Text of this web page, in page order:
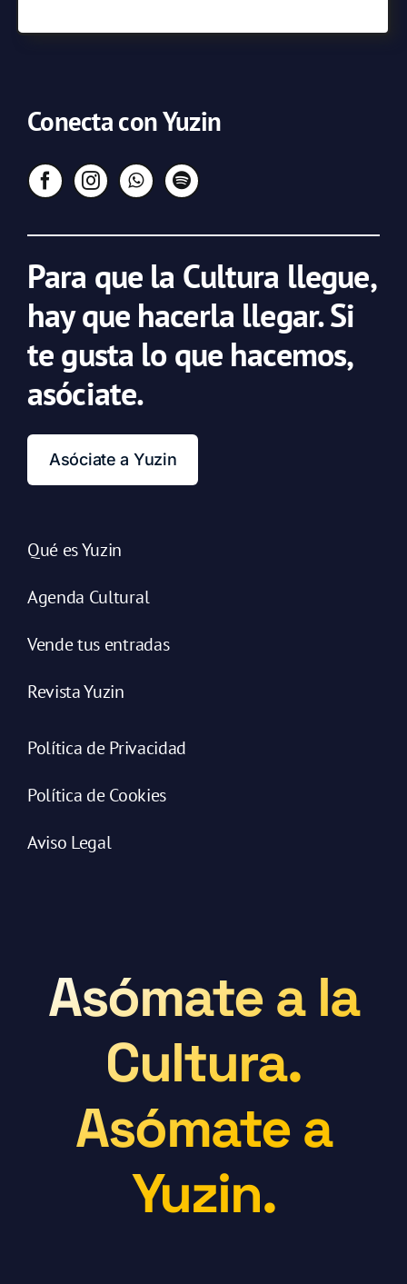
Conecta con Yuzin
Para que la Cultura llegue,
hay que hacerla llegar. Si
te gusta lo que hacemos,
asóciate.
Asóciate a Yuzin
Qué es Yuzin
Agenda Cultural
Vende tus entradas
Revista Yuzin
Política de Privacidad
Política de Cookies
Aviso Legal
Asómate a la
Cultura.
Asómate a
Yuzin.